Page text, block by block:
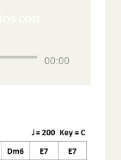
00:00